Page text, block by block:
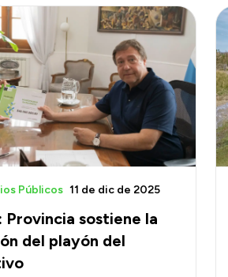
Provincia sostiene la
del playón del
Públicos 11 de dic de 2025